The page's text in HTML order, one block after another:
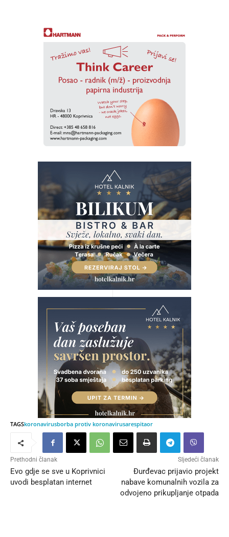
TAGSkoronavirusborba protiv koronavirusarespitaor
Prethodni članak
Evo gdje se sve u Koprivnici
uvodi besplatan internet
Sljedeći članak
Đurđevac prijavio projekt
nabave komunalnih vozila za
odvojeno prikupljanje otpada